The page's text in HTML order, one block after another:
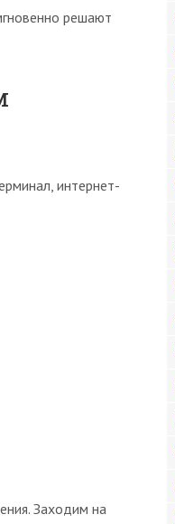
решают
интернет-
Заходим на